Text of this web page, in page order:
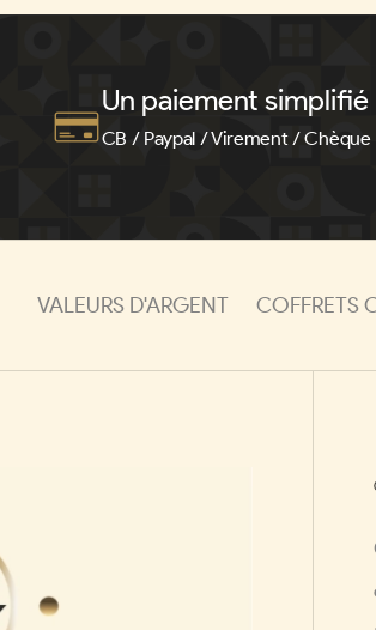
Un paiement simplifié
CB / Paypal / Virement / Chèque
VALEURS D'ARGENT COFFRETS